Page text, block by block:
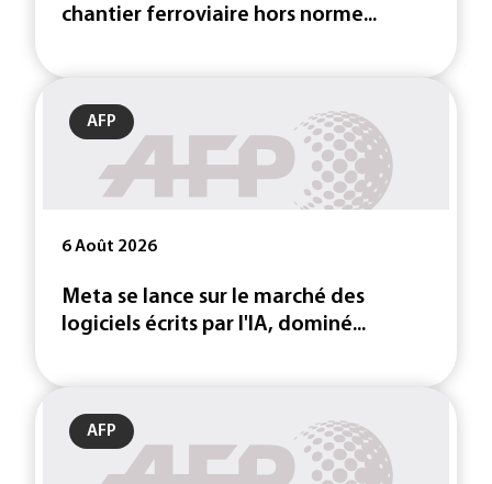
chantier ferroviaire hors norme...
AFP
6 Août 2026
Meta se lance sur le marché des
logiciels écrits par l'IA, dominé...
AFP